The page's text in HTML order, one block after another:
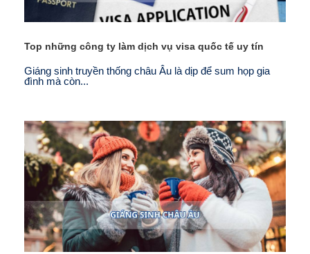
Top những công ty làm dịch vụ visa quốc tế uy tín
Giáng sinh truyền thống châu Âu là dịp để sum họp gia
đình mà còn...